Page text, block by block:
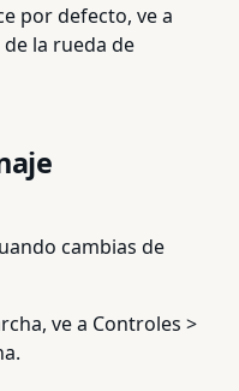
por defecto, ve a
la rueda de
cambias de
ve a Controles >